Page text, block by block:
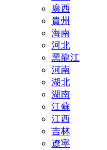
廣西
貴州
海南
河北
黑龍江
河南
湖北
湖南
江蘇
江西
吉林
遼寧